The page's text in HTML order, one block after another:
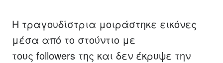
Η τραγουδίστρια μοιράστηκε εικόνες
μέσα από το στούντιο με
τους followers της και δεν έκρυψε την